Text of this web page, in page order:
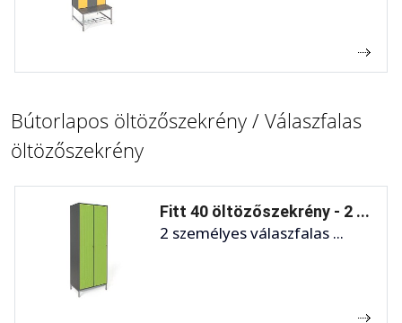
Bútorlapos öltözőszekrény / Válaszfalas
öltözőszekrény
Fitt 40 öltözőszekrény - 2 ...
2 személyes válaszfalas ...